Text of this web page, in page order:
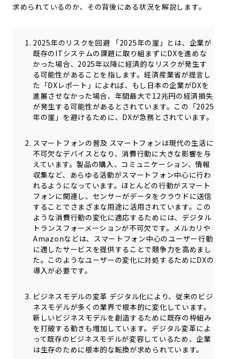
求められているのか、その背後にある状況を解説します。
2025年のリスクを回避 「2025年の崖」とは、企業が
既存のITシステムの課題に取り組まずにDXを進めな
かった場合、2025年以降に経済的なリスクが発生す
る可能性があることを指します。経済産業省が提言し
た「DXレポート」によれば、もし日本の企業がDXを
進展させなかった場合、年間最大で12兆円の経済損失
が発生する可能性があるとされています。この「2025
年の崖」を避けるために、DXが急務とされています。
スマートフォンの普及 スマートフォンは現代の生活に
不可欠なデバイスとなり、消費行動に大きな影響を与
えています。製品の購入、コミュニケーション、情報
収集など、あらゆる活動がスマートフォン中心に行わ
れるようになっています。ほとんどの行動がスマート
フォンに関連し、センサーがデータをクラウドに送信
することでさまざまな用途に活用されています。この
ような消費行動の変化に適応するためには、デジタル
トランスフォーメーションが不可欠です。メルカリや
Amazonなどは、スマートフォン中心のユーザー行動
に適したサービスを提供することで競争力を高めまし
た。このようなユーザーの変化に対処するためにDXの
導入が必要です。
ビジネスモデルの変革 デジタル化により、従来のビジ
ネスモデルが多くの業界で根本的に変化しています。
新しいビジネスモデルを創造するために既存の枠組み
を打破する動きも増加しています。デジタル変革によ
って既存のビジネスモデルが変容しているため、企業
は生存のために根本的な転換が求められています。